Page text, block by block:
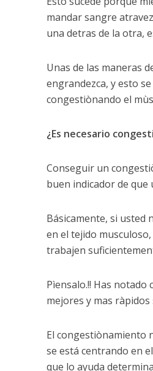
mandar sangre
una detras de la otra,
Unas de las maneras
engrandezca, y esto
congestiònando el
¿Es necesario
Conseguir un
buen indicador de
Básicamente, si usted
en el tejido
trabajen
Pìensalo.!! Has
mejores y mas
El congestiònamiento
se está centrando en
que lo ayuda